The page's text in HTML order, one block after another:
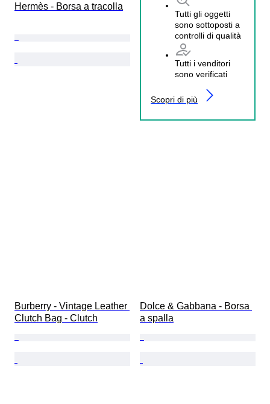
Tutti gli oggetti
sono sottoposti a
controlli di qualità
Tutti i venditori
sono verificati
Scopri di più
Hermès - Borsa a tracolla
Burberry - Vintage Leather
Clutch Bag - Clutch
Dolce & Gabbana - Borsa
a spalla